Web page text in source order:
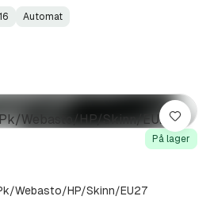
Automat
På lager
Webasto/HP/Skinn/EU27
Lagre